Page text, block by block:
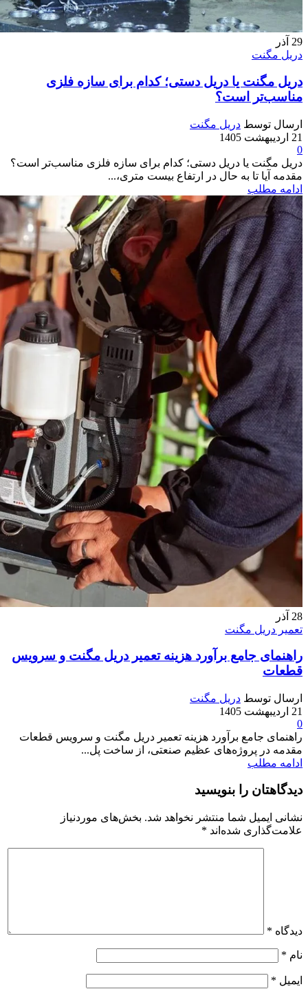
29 آذر
دریل مگنت
دریل مگنت یا دریل دستی؛ کدام برای سازه فلزی
مناسب‌تر است؟
ارسال توسط دریل مگنت
21 اردیبهشت 1405
0
دریل مگنت یا دریل دستی؛ کدام برای سازه فلزی مناسب‌تر است؟
مقدمه آیا تا به حال در ارتفاع بیست متری،...
ادامه مطلب
28 آذر
تعمیر دریل مگنت
راهنمای جامع برآورد هزینه تعمیر دریل مگنت و سرویس
قطعات
ارسال توسط دریل مگنت
21 اردیبهشت 1405
0
راهنمای جامع برآورد هزینه تعمیر دریل مگنت و سرویس قطعات
مقدمه در پروژه‌های عظیم صنعتی، از ساخت پل‌...
ادامه مطلب
دیدگاهتان را بنویسید
نشانی ایمیل شما منتشر نخواهد شد. بخش‌های موردنیاز
علامت‌گذاری شده‌اند *
دیدگاه *
نام *
ایمیل *